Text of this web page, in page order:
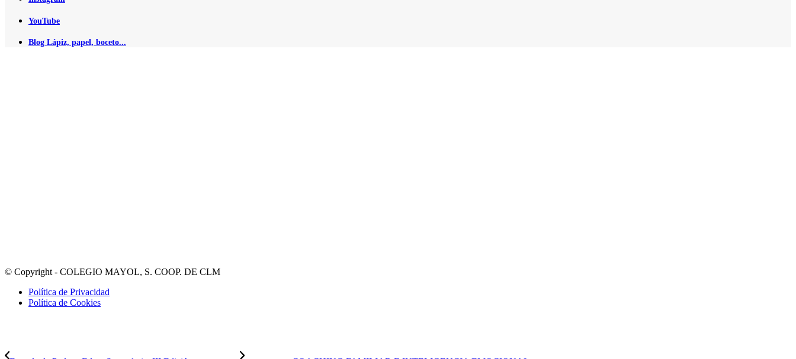
YouTube
Blog Lápiz, papel, boceto...
© Copyright - COLEGIO MAYOL, S. COOP. DE CLM
Política de Privacidad
Política de Cookies